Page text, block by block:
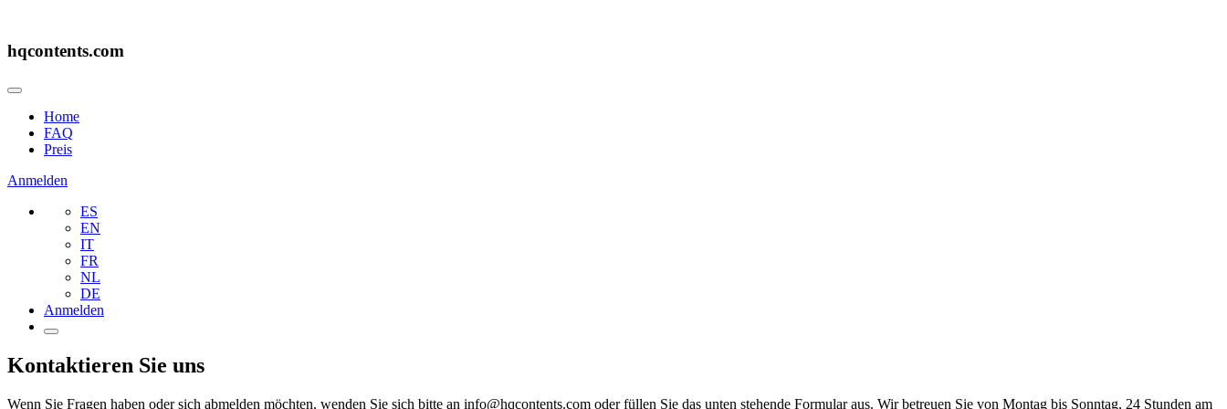
hqcontents.com
Home
FAQ
Preis
Anmelden
ES
EN
IT
FR
NL
DE
Anmelden
Kontaktieren Sie uns
Wenn Sie Fragen haben oder sich abmelden möchten, wenden Sie sich bitte an info@hqcontents.com oder füllen Sie das unten stehende Formular aus. Wir betreuen Sie von Montag bis Sonntag, 24 Stunden am